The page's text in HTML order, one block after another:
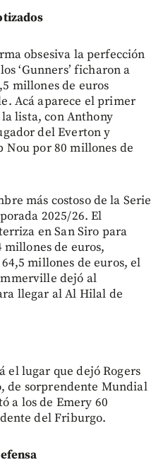
obsesiva la perfección
‘Gunners’ ficharon a
millones de euros
Acá aparece el primer
lista, con Anthony
del Everton y
Nou por 80 millones de
más costoso de la Serie
2025/26. El
en San Siro para
de euros,
millones de euros, el
dejó al
llegar al Al Hilal de
el lugar que dejó Rogers
de sorprendente Mundial
a los de Emery 60
del Friburgo.